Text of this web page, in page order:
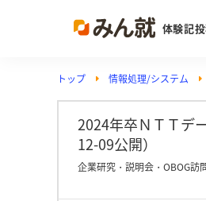
体験記
トップ 情報処理/システム
2024年卒ＮＴＴデ
12-09公開）
企業研究・説明会・OBOG訪